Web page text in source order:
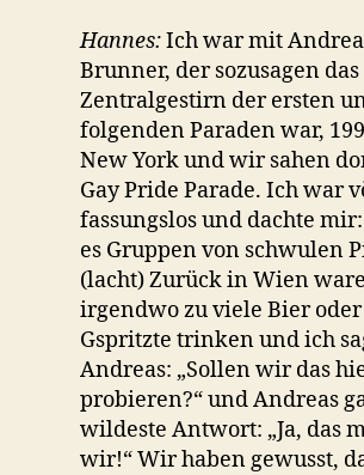
Hannes:Ich war mit
Brunner, der sozusagen das
Zentralgestirn der ersten
folgenden Paraden war,
New York und wir sahen
Gay Pride Parade. Ich war
fassungslos und dachte
es Gruppen von schwulen
(lacht) Zurück in Wien
irgendwo zu viele Bier oder
Gspritzte trinken und ich
Andreas: „Sollen wir das
probieren?“ und Andreas
wildeste Antwort: „Ja, das
wir!“ Wir haben gewusst,